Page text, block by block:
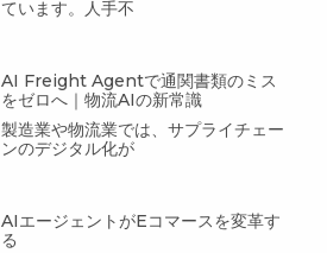
ています。人手不
AI Freight Agentで通関書類のミス
をゼロへ｜物流AIの新常識
製造業や物流業では、サプライチェー
ンのデジタル化が
AIエージェントがEコマースを変革す
る